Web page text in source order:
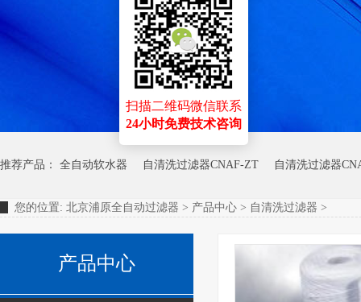
推荐产品： 全自动软水器 自清洗过滤器CNAF-ZT 自清洗过滤器
您的位置: 北京浦原全自动过滤器 > 产品中心 > 自清洗过滤器 >
产品中心
扫描二维码微信联系
24小时免费技术咨询